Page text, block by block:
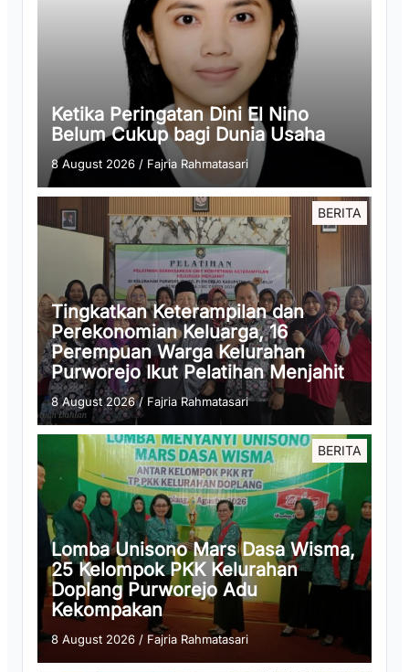
Ketika Peringatan Dini El Nino
Belum Cukup bagi Dunia Usaha
8 August 2026 / Fajria Rahmatasari
BERITA
Tingkatkan Keterampilan dan
Perekonomian Keluarga, 16
Perempuan Warga Kelurahan
Purworejo Ikut Pelatihan Menjahit
8 August 2026/ Fajria Rahmatasari
BERITA
Lomba Unisono Mars Dasa Wisma,
25 Kelompok PKK Kelurahan
Doplang Purworejo Adu
Kekompakan
8 August 2026 / Fajria Rahmatasari